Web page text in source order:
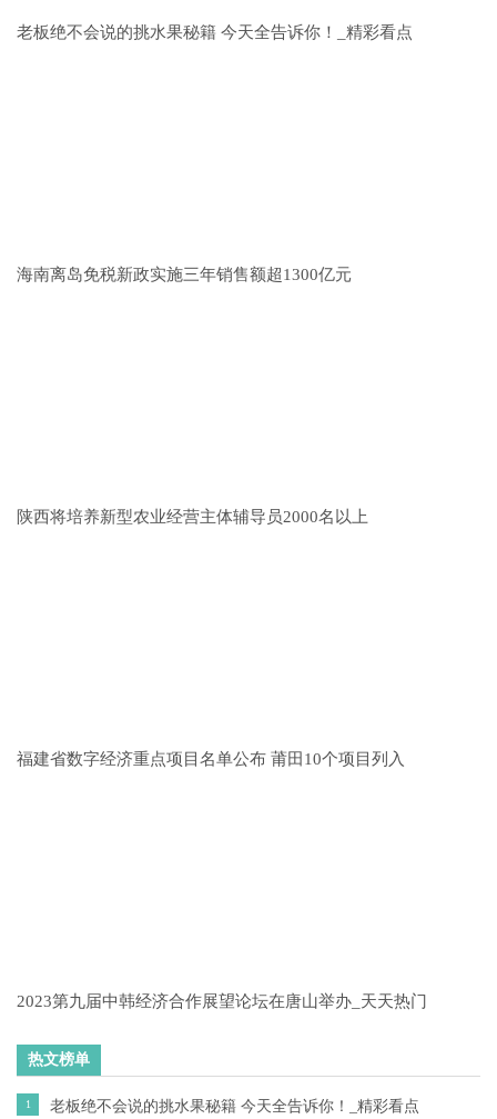
老板绝不会说的挑水果秘籍 今天全告诉你！_精彩看点
海南离岛免税新政实施三年销售额超1300亿元
陕西将培养新型农业经营主体辅导员2000名以上
福建省数字经济重点项目名单公布 莆田10个项目列入
2023第九届中韩经济合作展望论坛在唐山举办_天天热门
热文榜单
1 老板绝不会说的挑水果秘籍 今天全告诉你！_精彩看点